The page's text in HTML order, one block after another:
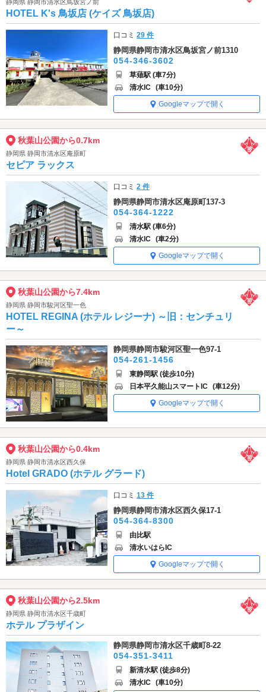
静岡県 静岡市清水区鳥坂宮ノ前
HOTEL K's 鳥坂店 (ケイズ 鳥坂店)
口コミ29 件
静岡県静岡市清水区鳥坂宮ノ前1310
054-346-3602
草薙駅 (車7分)
清水IC (車10分)
Googleマップで開く
秋葉山公園から0.7km
静岡県 静岡市清水区庵原町
セピア ラックス
口コミ2 件
静岡県静岡市清水区庵原町137-3
054-364-1222
清水駅 (車6分)
清水IC (車2分)
Googleマップで開く
秋葉山公園から7.4km
静岡県 静岡市駿河区聖一色
HOTEL REGINA (ホテル レジーナ) ～旧：センチュリ
ー～
静岡県静岡市駿河区聖一色97-1
054-261-1456
東静岡駅 (徒歩10分)
日本平久能山スマートIC (車12分)
Googleマップで開く
秋葉山公園から0.4km
静岡県 静岡市清水区西久保
Hotel GRADO (ホテル グラード)
口コミ13 件
静岡県静岡市清水区西久保17-1
054-364-8300
由比駅
清水いはらIC
Googleマップで開く
秋葉山公園から2.5km
静岡県 静岡市清水区千歳町
ホテル プラザイン
静岡県静岡市清水区千歳町8-22
054-351-3411
新清水駅 (徒歩8分)
清水IC (車10分)